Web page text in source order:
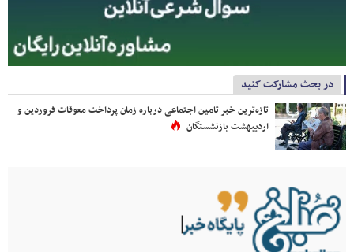
در بحث مشارکت کنید
تازه‌ترین خبر تامین اجتماعی درباره زمان پرداخت معوقات فروردین و
اردیبهشت بازنشستگان